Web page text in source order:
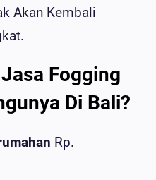
Akan Kembali
Fogging
Di Bali?
Rp.